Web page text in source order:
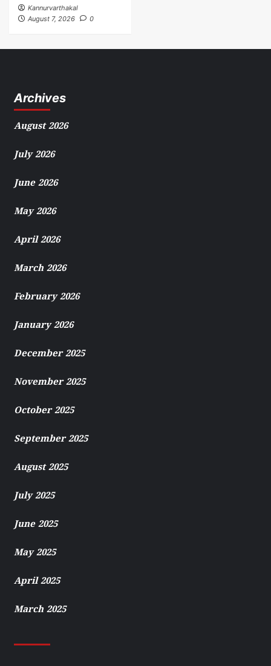
Kannurvarthakal
August 7, 2026
0
Archives
August 2026
July 2026
June 2026
May 2026
April 2026
March 2026
February 2026
January 2026
December 2025
November 2025
October 2025
September 2025
August 2025
July 2025
June 2025
May 2025
April 2025
March 2025